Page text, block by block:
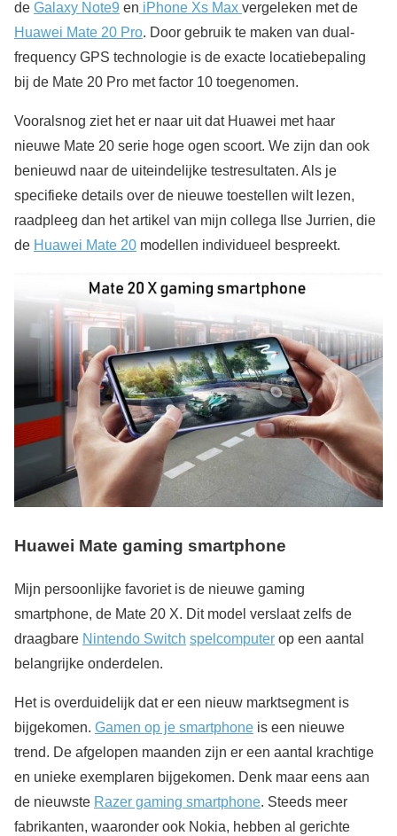
de Galaxy Note9 en iPhone Xs Max vergeleken met de
Huawei Mate 20 Pro. Door gebruik te maken van dual-
frequency GPS technologie is de exacte locatiebepaling
bij de Mate 20 Pro met factor 10 toegenomen.
Vooralsnog ziet het er naar uit dat Huawei met haar
nieuwe Mate 20 serie hoge ogen scoort. We zijn dan ook
benieuwd naar de uiteindelijke testresultaten. Als je
specifieke details over de nieuwe toestellen wilt lezen,
raadpleeg dan het artikel van mijn collega Ilse Jurrien, die
de Huawei Mate 20 modellen individueel bespreekt.
Huawei Mate gaming smartphone
Mijn persoonlijke favoriet is de nieuwe gaming
smartphone, de Mate 20 X. Dit model verslaat zelfs de
draagbare Nintendo Switch spelcomputer op een aantal
belangrijke onderdelen.
Het is overduidelijk dat er een nieuw marktsegment is
bijgekomen. Gamen op je smartphone is een nieuwe
trend. De afgelopen maanden zijn er een aantal krachtige
en unieke exemplaren bijgekomen. Denk maar eens aan
de nieuwste Razer gaming smartphone. Steeds meer
fabrikanten, waaronder ook Nokia, hebben al gerichte